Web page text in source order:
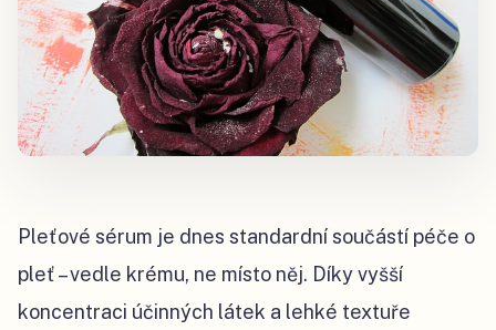
Pleťové sérum je dnes standardní součástí péče o
pleť – vedle krému, ne místo něj. Díky vyšší
koncentraci účinných látek a lehké textuře